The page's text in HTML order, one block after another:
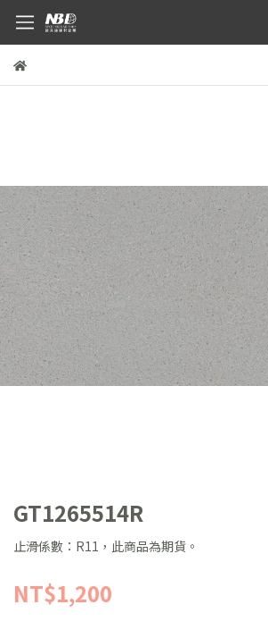
GT1265514R
止滑係數：R11，此商品為期貨。
NT$1,200